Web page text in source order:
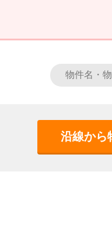
沿線から